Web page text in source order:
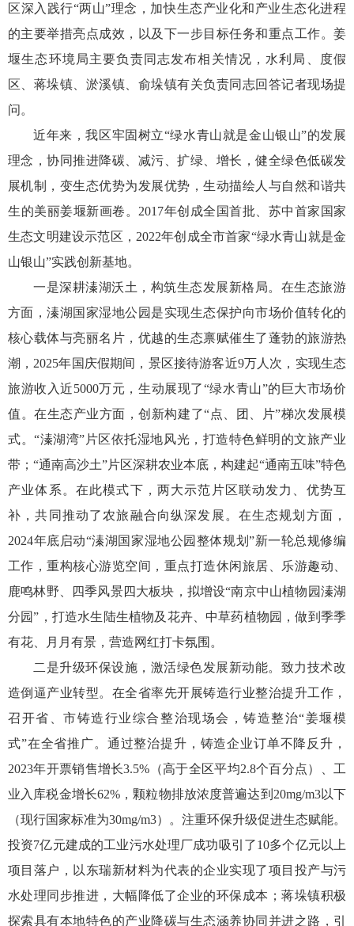
区深入践行“两山”理念，加快生态产业化和产业生态化进程
的主要举措亮点成效，以及下一步目标任务和重点工作。姜
堰生态环境局主要负责同志发布相关情况，水利局、度假
区、蒋垛镇、淤溪镇、俞垛镇有关负责同志回答记者现场提
问。
近年来，我区牢固树立“绿水青山就是金山银山”的发展
理念，协同推进降碳、减污、扩绿、增长，健全绿色低碳发
展机制，变生态优势为发展优势，生动描绘人与自然和谐共
生的美丽姜堰新画卷。2017年创成全国首批、苏中首家国家
生态文明建设示范区，2022年创成全市首家“绿水青山就是金
山银山”实践创新基地。
一是深耕溱湖沃土，构筑生态发展新格局。在生态旅游
方面，溱湖国家湿地公园是实现生态保护向市场价值转化的
核心载体与亮丽名片，优越的生态禀赋催生了蓬勃的旅游热
潮，2025年国庆假期间，景区接待游客近9万人次，实现生态
旅游收入近5000万元，生动展现了“绿水青山”的巨大市场价
值。在生态产业方面，创新构建了“点、团、片”梯次发展模
式。“溱湖湾”片区依托湿地风光，打造特色鲜明的文旅产业
带；“通南高沙土”片区深耕农业本底，构建起“通南五味”特色
产业体系。在此模式下，两大示范片区联动发力、优势互
补，共同推动了农旅融合向纵深发展。在生态规划方面，
2024年底启动“溱湖国家湿地公园整体规划”新一轮总规修编
工作，重构核心游览空间，重点打造休闲旅居、乐游趣动、
鹿鸣林野、四季风景四大板块，拟增设“南京中山植物园溱湖
分园”，打造水生陆生植物及花卉、中草药植物园，做到季季
有花、月月有景，营造网红打卡氛围。
二是升级环保设施，激活绿色发展新动能。致力技术改
造倒逼产业转型。在全省率先开展铸造行业整治提升工作，
召开省、市铸造行业综合整治现场会，铸造整治“姜堰模
式”在全省推广。通过整治提升，铸造企业订单不降反升，
2023年开票销售增长3.5%（高于全区平均2.8个百分点）、工
业入库税金增长62%，颗粒物排放浓度普遍达到20mg/m3以下
（现行国家标准为30mg/m3）。注重环保升级促进生态赋能。
投资7亿元建成的工业污水处理厂成功吸引了10多个亿元以上
项目落户，以东瑞新材料为代表的企业实现了项目投产与污
水处理同步推进，大幅降低了企业的环保成本；蒋垛镇积极
探索具有本地特色的产业降碳与生态涵养协同并进之路，引